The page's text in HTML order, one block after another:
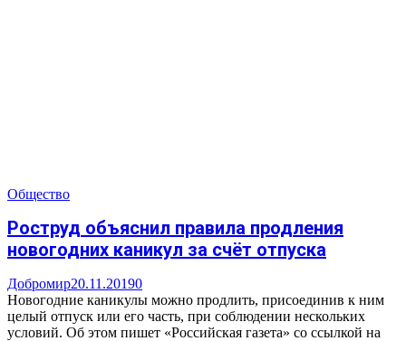
Общество
Роструд объяснил правила продления
новогодних каникул за счёт отпуска
Добромир20.11.20190
Новогодние каникулы можно продлить, присоединив к ним
целый отпуск или его часть, при соблюдении нескольких
условий. Об этом пишет «Российская газета» со ссылкой на